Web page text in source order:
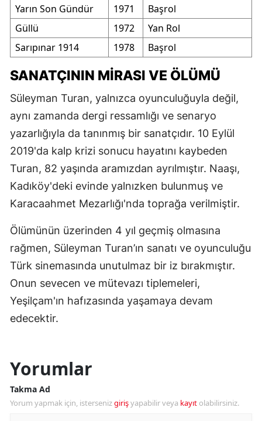
Yarın Son Gündür
1971
Başrol
Güllü
1972
Yan Rol
Sarıpınar 1914
1978 Başrol
SANATÇININ MIRASI VE ÖLÜMÜ
Süleyman Turan, yalnızca oyunculuğuyla değil,
aynı zamanda dergi ressamlığı ve senaryo
yazarlığıyla da tanınmış bir sanatçıdır. 10 Eylül
2019'da kalp krizi sonucu hayatını kaybeden
Turan, 82 yaşında aramızdan ayrılmıştır. Naaşı,
Kadıköy'deki evinde yalnızken bulunmuş ve
Karacaahmet Mezarlığı'nda toprağa verilmiştir.
Ölümünün üzerinden 4 yıl geçmiş olmasına
rağmen, Süleyman Turan’ın sanatı ve oyunculuğu
Türk sinemasında unutulmaz bir iz bırakmıştır.
Onun sevecen ve mütevazı tiplemeleri,
Yeşilçam'ın hafızasında yaşamaya devam
edecektir.
Yorumlar
Takma Ad
Yorum yapmak için, istersenizgirişyapabilir veya kayıt olabilirsiniz.